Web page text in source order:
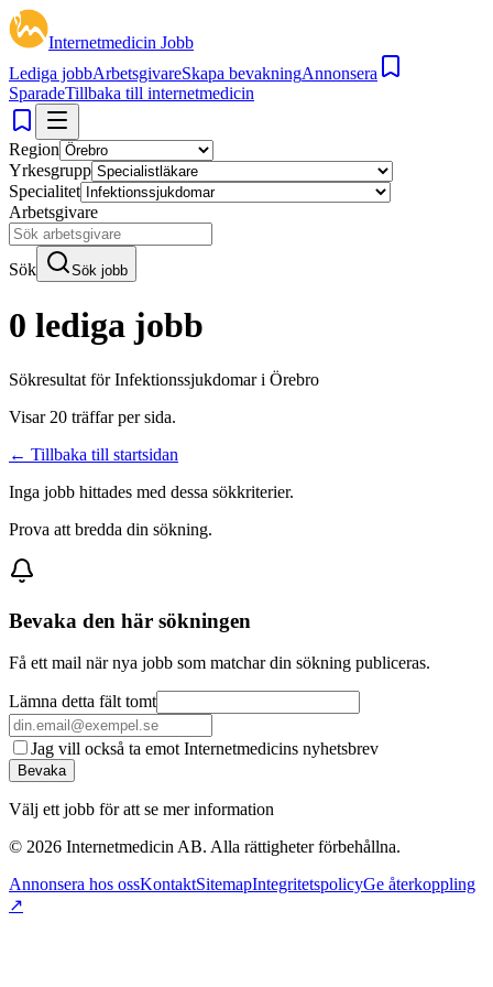
Internetmedicin Jobb
Lediga jobbArbetsgivareSkapa bevakningAnnonsera
SparadeTillbaka till internetmedicin
Region
Yrkesgrupp
Specialitet
Arbetsgivare
Sök Sök jobb
0 lediga jobb
Sökresultat förInfektionssjukdomar i Örebro
Visar 20 träffar per sida.
← Tillbaka till startsidan
Inga jobb hittades med dessa sökkriterier.
Prova att bredda din sökning.
Bevaka den här sökningen
Få ett mail när nya jobb som matchar din sökning publiceras.
Lämna detta fält tomt
Jag vill också ta emot Internetmedicins nyhetsbrev
Bevaka
Välj ett jobb för att se mer information
© 2026 Internetmedicin AB. Alla rättigheter förbehållna.
Annonsera hos ossKontaktSitemapIntegritetspolicyGe återkoppling
↗